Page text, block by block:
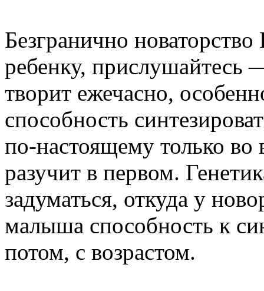
Безгранично
ребенку, прислушайтесь
творит ежечасно,
способность
по-настоящему только во
разучит в первом.
задуматься, откуда у
малыша способность к
потом, с возрастом.